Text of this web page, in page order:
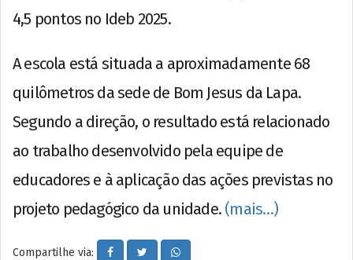
4,5 pontos no Ideb 2025.
A escola está situada a aproximadamente 68
quilômetros da sede de Bom Jesus da Lapa.
Segundo a direção, o resultado está relacionado
ao trabalho desenvolvido pela equipe de
educadores e à aplicação das ações previstas no
projeto pedagógico da unidade. (mais…)
Compartilhe via: